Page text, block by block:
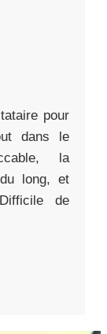
pour
dans le
la
long, et
de